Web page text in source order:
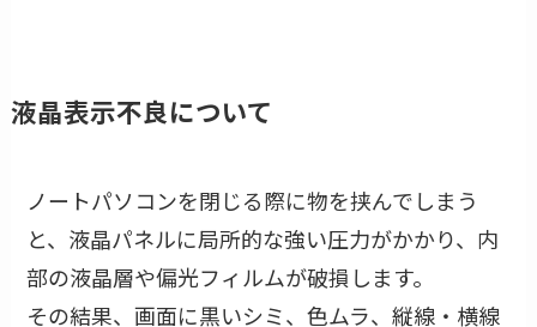
液晶表示不良について
ノートパソコンを閉じる際に物を挟んでしまう
と、液晶パネルに局所的な強い圧力がかかり、内
部の液晶層や偏光フィルムが破損します。
その結果、画面に黒いシミ、色ムラ、縦線・横線